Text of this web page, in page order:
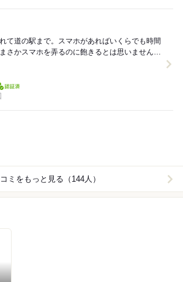
て道の駅まで。スマホがあればいくらでも時間
さかスマホを弄るのに飽きるとは思いませんで
ミをもっと見る（144人）